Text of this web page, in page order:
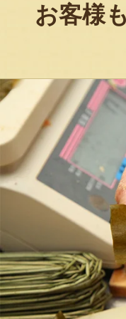
お客様